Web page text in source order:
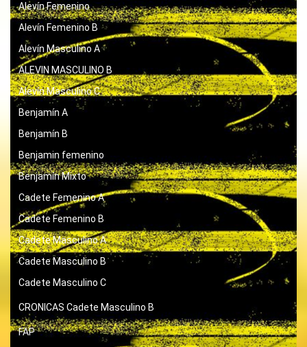
Alevín Femenino
Alevín Femenino B
Alevín Masculino A
ALEVIN MASCULINO B
Alevín Masculino C
Benjamín A
Benjamín B
Benjamin femenino
Benjamín Mixto
Cadete Femenino A
Cadete Femenino B
Cadete Masculino A
Cadete Masculino B
Cadete Masculino C
CRONICAS Cadete Masculino B
FAP